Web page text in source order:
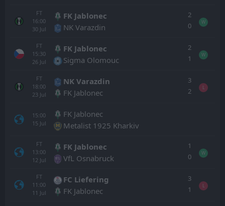
FT
16:00
30 Jul
FK Jablonec
NK Varazdin
2
0
W
FT
15:30
26 Jul
FK Jablonec
Sigma Olomouc
2
1
W
FT
18:00
23 Jul
NK Varazdin
FK Jablonec
3
2
L
15:00
15 Jul
FK Jablonec
Metalist 1925 Kharkiv
FT
13:00
12 Jul
FK Jablonec
VfL Osnabruck
1
0
W
FT
11:00
11 Jul
FC Liefering
FK Jablonec
3
1
L